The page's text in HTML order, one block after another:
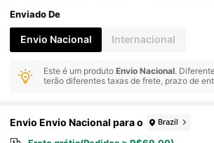
Enviado De
Envio Nacional Internacional
Este é um produtoEnvio Nacional.
terão diferentes taxas de frete, prazo de
Envio Envio Nacional para o Brazil